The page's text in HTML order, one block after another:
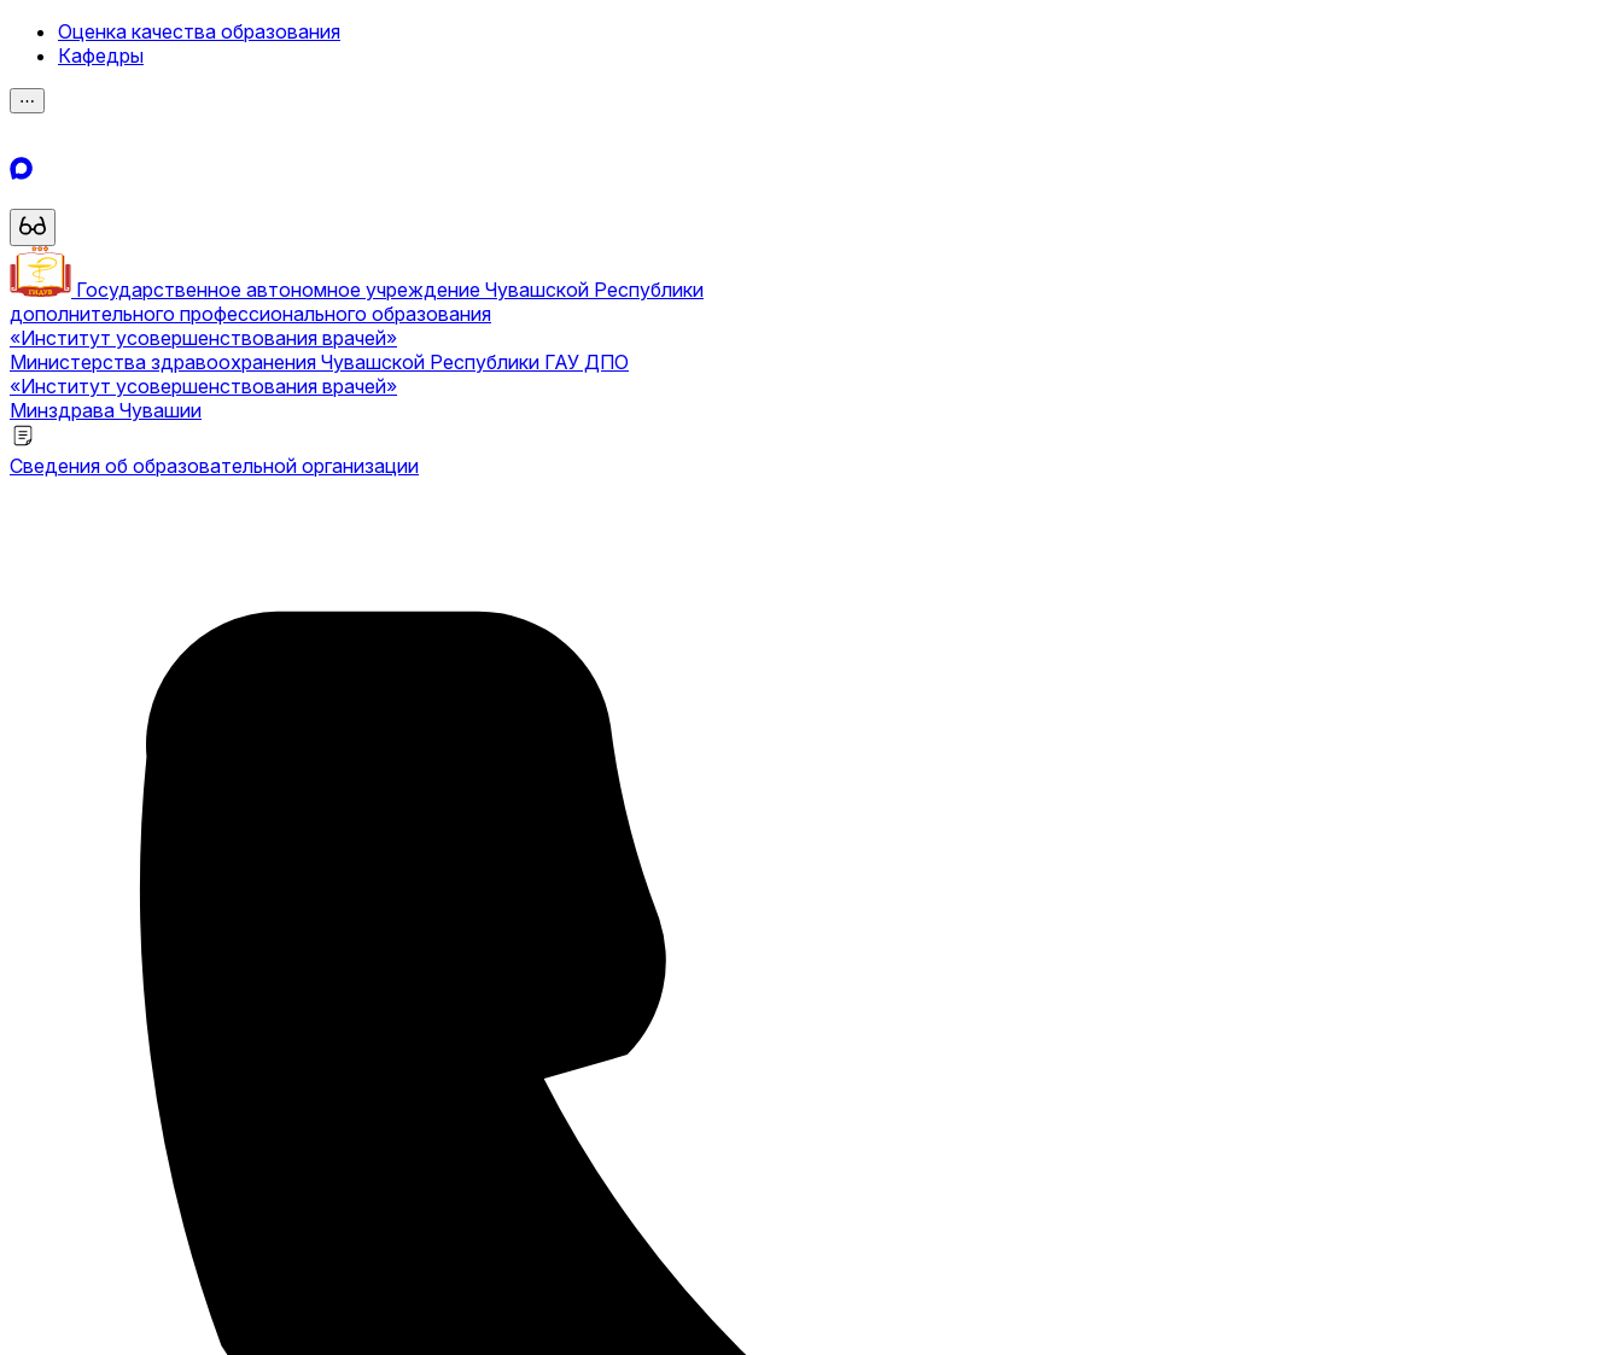
Оценка качества образования
Кафедры
⋯
Государственное автономное учреждение Чувашской Республики
дополнительного профессионального образования
«Институт усовершенствования врачей»
Министерства здравоохранения Чувашской Республики ГАУ ДПО
«Институт усовершенствования врачей»
Минздрава Чувашии
Сведения об образовательной организации